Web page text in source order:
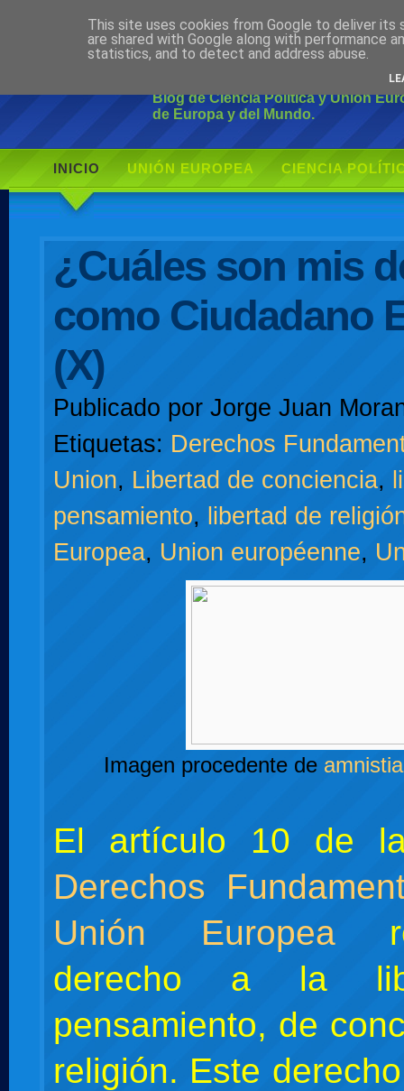
Ciudadano
Blog de Ciencia Política y Unión
de Europa y del Mundo.
INICIO UNIÓN EUROPEA CIENCIA
¿Cuáles son mis
como Ciudadano
(X)
Publicado por Jorge Juan
Etiquetas: Derechos
Union, Libertad de conciencia,
pensamiento, libertad de
Europea, Union européenne,
Imagen procedente de
El artículo 10 de
Derechos
Unión Europea
derecho a la
pensamiento, de
religión. Este
This site uses cookies from Google to deliver its
are shared with Google along with performance
statistics, and to detect and address abuse.